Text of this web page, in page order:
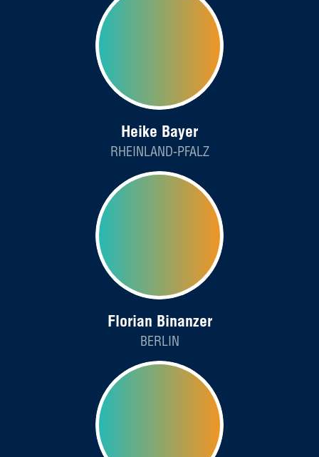
Heike Bayer
RHEINLAND-PFALZ
Florian Binanzer
BERLIN